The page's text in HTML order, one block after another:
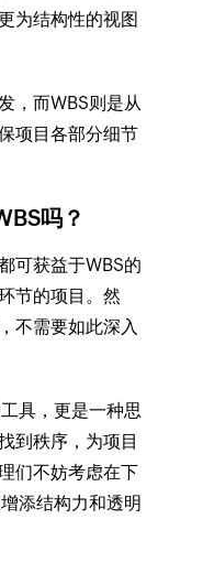
为结构性的视图
，而WBS则是从
项目各部分细节
吗？
可获益于WBS的
节的项目。然
不需要如此深入
具，更是一种思
到秩序，为项目
们不妨考虑在下
添结构力和透明